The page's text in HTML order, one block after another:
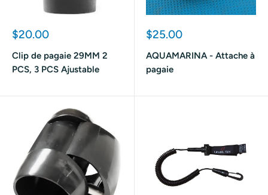
Prix
$20.00
Clip de pagaie 29MM 2
PCS, 3 PCS Ajustable
Prix
$25.00
AQUAMARINA - Attache à
pagaie